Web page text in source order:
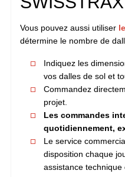
Vous pouvez aussi utiliser
détermine le nombre de
Indiquez les
vos dalles de sol et
Commandez
projet.
Les commandes
quotidiennement,
Le service
disposition chaque
assistance technique